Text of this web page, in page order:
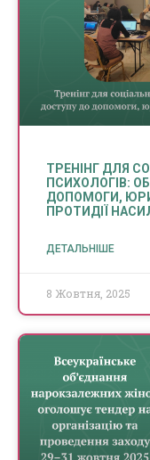
ТРЕНІНГ ДЛЯ
ПСИХОЛОГІВ:
ДОПОМОГИ,
ПРОТИДІЇ
ДЕТАЛЬНІШЕ
8 Жовтня, 2025